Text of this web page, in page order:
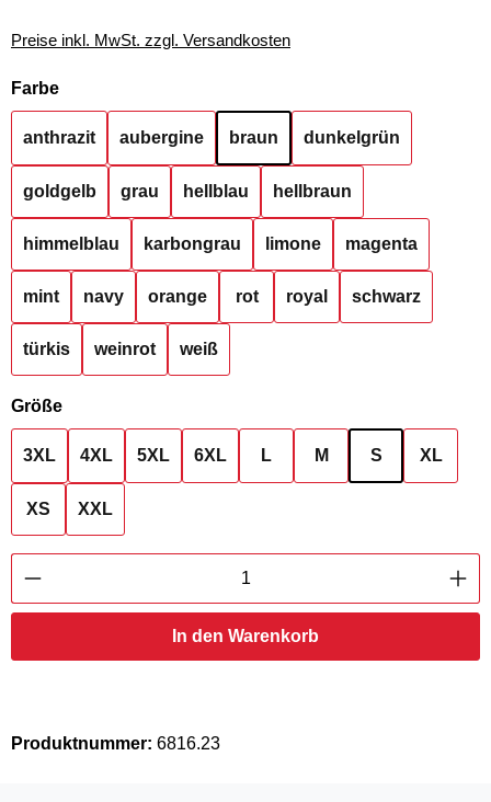
Preise inkl. MwSt. zzgl. Versandkosten
Farbeauswählen
anthrazit aubergine braun dunkelgrün
goldgelb grau hellblau hellbraun
himmelblau karbongrau limone magenta
mint navy orange rot royal schwarz
türkis weinrot weiß
Größeauswählen
3XL 4XL 5XL 6XL L M S XL
XS XXL
Produkt Anzahl: Gib den gewünschten
In den Warenkorb
Produktnummer: 6816.23